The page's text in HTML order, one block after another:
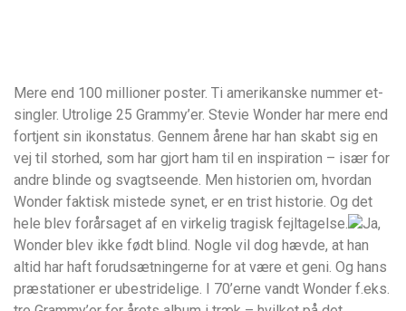
Mere end 100 millioner poster. Ti amerikanske nummer et-
singler. Utrolige 25 Grammy’er. Stevie Wonder har mere end
fortjent sin ikonstatus. Gennem årene har han skabt sig en
vej til storhed, som har gjort ham til en inspiration – især for
andre blinde og svagtseende. Men historien om, hvordan
Wonder faktisk mistede synet, er en trist historie. Og det
hele blev forårsaget af en virkelig tragisk fejltagelse.
Ja,
Wonder blev ikke født blind. Nogle vil dog hævde, at han
altid har haft forudsætningerne for at være et geni. Og hans
præstationer er ubestridelige. I 70’erne vandt Wonder f.eks.